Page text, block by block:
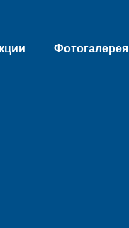
Фотогалерея